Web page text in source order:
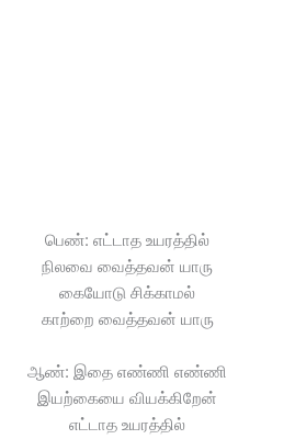
பெண்: எட்டாத உயரத்தில்
நிலவை வைத்தவன் யாரு
கையோடு சிக்காமல்
காற்றை வைத்தவன் யாரு
ஆண்: இதை எண்ணி எண்ணி
இயற்கையை வியக்கிறேன்
எட்டாத உயரத்தில்